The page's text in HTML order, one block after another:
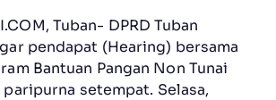
Tuban- DPRD Tuban
pendapat (Hearing) bersama
Bantuan Pangan Non Tunai
setempat. Selasa,